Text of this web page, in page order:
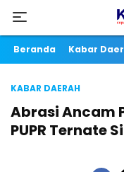
Beranda Kabar
KABAR DAERAH
Abrasi Ancam
PUPR Ternate